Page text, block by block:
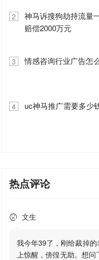
2
神马诉搜狗劫持流量
赔偿2000万元
3 情感咨询行业广告怎
4 uc神马推广需要多少
热点评论
 文生
我今年39了，刚给裁掉
上惊醒，傍徨无助。想